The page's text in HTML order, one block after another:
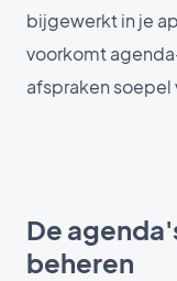
bijgewerkt in je
voorkomt
afspraken soepel
De
beheren